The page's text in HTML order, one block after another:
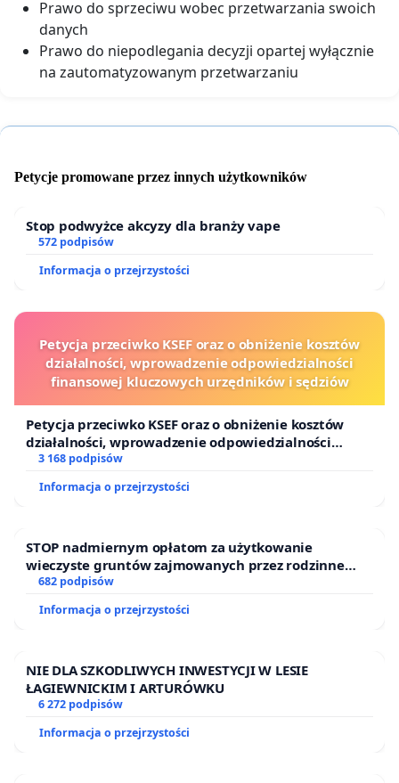
Prawo do sprzeciwu wobec przetwarzania swoich
danych
Prawo do niepodlegania decyzji opartej wyłącznie
na zautomatyzowanym przetwarzaniu
Petycje promowane przez innych użytkowników
Stop podwyżce akcyzy dla branży vape
572 podpisów
Informacja o przejrzystości
Petycja przeciwko KSEF oraz o obniżenie kosztów
działalności, wprowadzenie odpowiedzialności
finansowej kluczowych urzędników i sędziów
Petycja przeciwko KSEF oraz o obniżenie kosztów
działalności, wprowadzenie odpowiedzialności
finansowej kluczowych urzędników i sędziów
3 168 podpisów
Informacja o przejrzystości
STOP nadmiernym opłatom za użytkowanie
wieczyste gruntów zajmowanych przez rodzinne
ogrody działkowe.
682 podpisów
Informacja o przejrzystości
NIE DLA SZKODLIWYCH INWESTYCJI W LESIE
ŁAGIEWNICKIM I ARTURÓWKU
6 272 podpisów
Informacja o przejrzystości